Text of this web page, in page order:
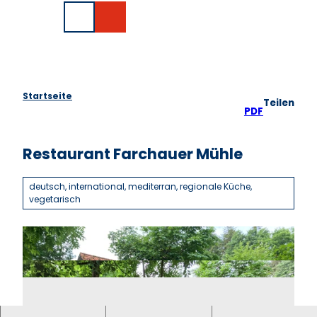
Startseite
PDF
Teilen
Restaurant Farchauer Mühle
deutsch, international, mediterran, regionale Küche,
vegetarisch